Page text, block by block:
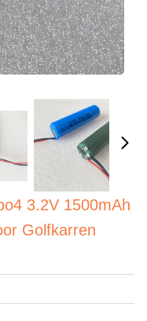
3.2V 1500mAh
Golfkarren